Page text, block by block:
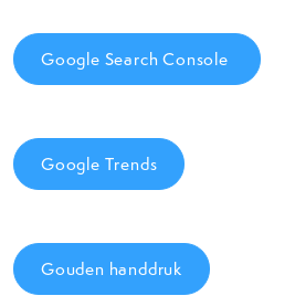
Google Search Console
Google Trends
Gouden handdruk